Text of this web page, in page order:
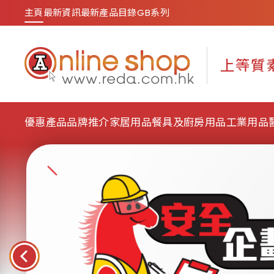
主頁最新資訊最新產品目錄GB系列
優惠產品品牌推介家居用品餐具及廚房用品工業用品